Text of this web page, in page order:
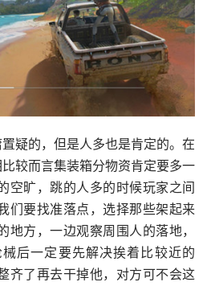
疑的，但是人多也是肯定的。在
较而言集装箱分物资肯定要多一
空旷，跳的人多的时候玩家之间
们要找准落点，选择那些架起来
地方，一边观察周围人的落地，
后一定要先解决挨着比较近的
齐了再去干掉他，对方可不会这